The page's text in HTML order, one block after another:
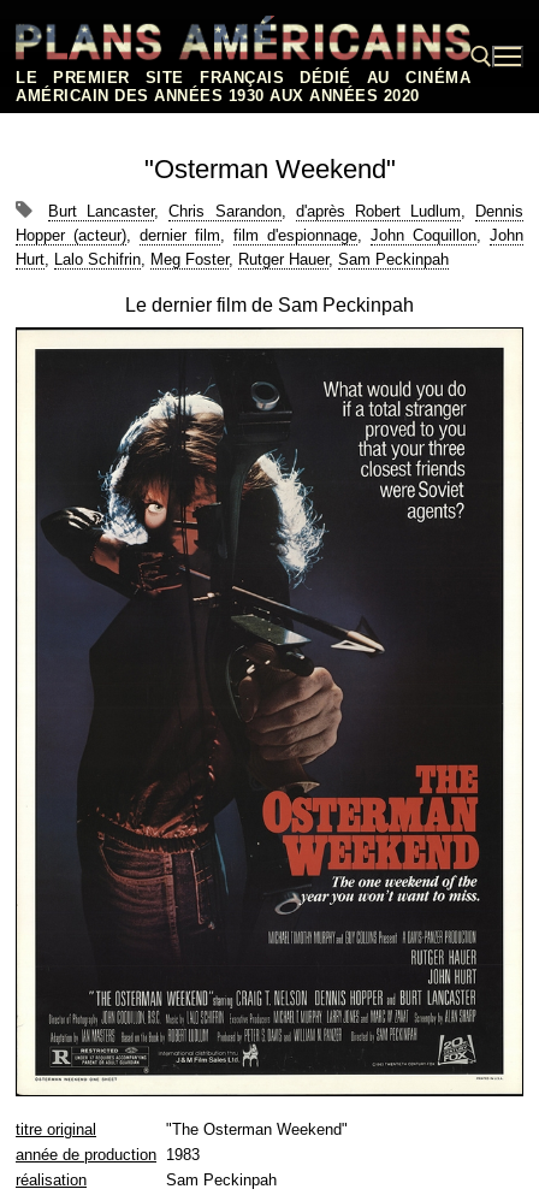
contenu
LE PREMIER SITE FRANÇAIS DÉDIÉ AU CINÉMA
AMÉRICAIN DES ANNÉES 1930 AUX ANNÉES 2020
"Osterman Weekend"
Burt Lancaster,Chris Sarandon, d'après Robert Ludlum,
Dennis
Hopper (acteur), dernier film, film d'espionnage, John Coquillon, John
Hurt, Lalo Schifrin, Meg Foster, Rutger Hauer, Sam Peckinpah
Le dernier film de Sam Peckinpah
titre original
"The Osterman Weekend"
année de production 1983
réalisation
Sam Peckinpah